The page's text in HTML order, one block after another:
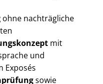
ohne nachträgliche
mit
und
Exposés
sowie